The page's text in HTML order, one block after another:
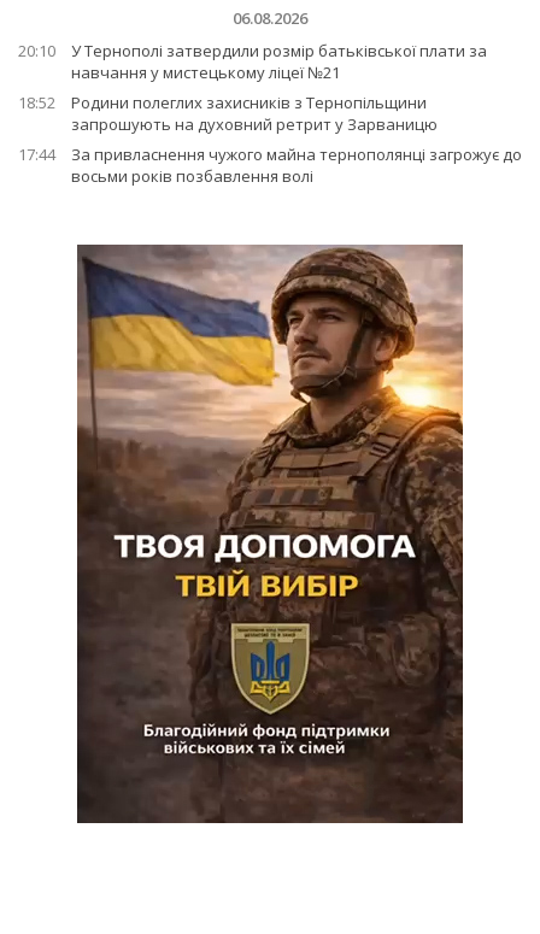
06.08.2026
20:10
У Тернополі затвердили розмір батьківської плати за
навчання у мистецькому ліцеї №21
18:52
Родини полеглих захисників з Тернопільщини
запрошують на духовний ретрит у Зарваницю
17:44
За привласнення чужого майна тернополянці загрожує до
восьми років позбавлення волі